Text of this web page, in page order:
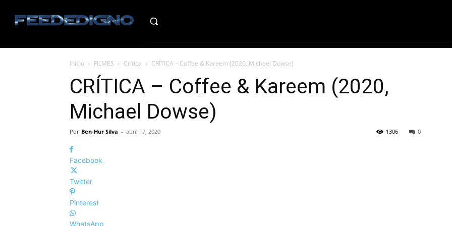
Início FILMES Crítica CRÍTICA – Coffee & Kareem (2020, Michael Dowse)
CRÍTICA – Coffee & Kareem (2020,
Michael Dowse)
Por Ben-Hur Silva - abril 17, 2020 0
1306
Facebook
Twitter
Pinterest
WhatsApp